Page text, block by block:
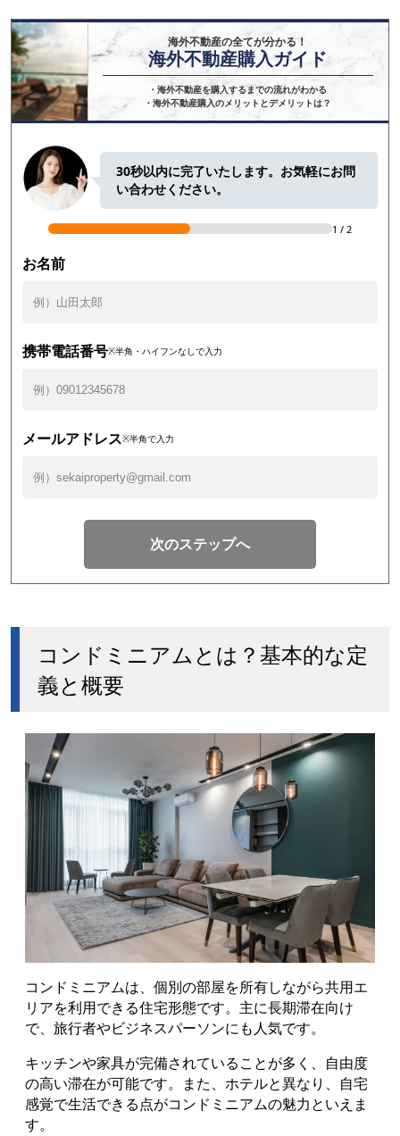
海外不動産の全てが分かる！
海外不動産購入ガイド
・海外不動産を購入するまでの流れがわかる
・海外不動産購入のメリットとデメリットは？
30秒以内に完了いたします。お気軽にお問
い合わせください。
1 / 2
お名前
携帯電話番号※半角・ハイフンなしで入力
メールアドレス※半角で入力
次のステップへ
コンドミニアムとは？基本的な定
義と概要
コンドミニアムは、個別の部屋を所有しながら共用エ
リアを利用できる住宅形態です。主に長期滞在向け
で、旅行者やビジネスパーソンにも人気です。
キッチンや家具が完備されていることが多く、自由度
の高い滞在が可能です。また、ホテルと異なり、自宅
感覚で生活できる点がコンドミニアムの魅力といえま
す。